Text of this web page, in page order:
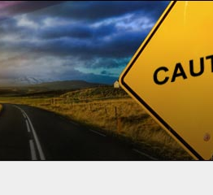
Форекс огляди Обзоры